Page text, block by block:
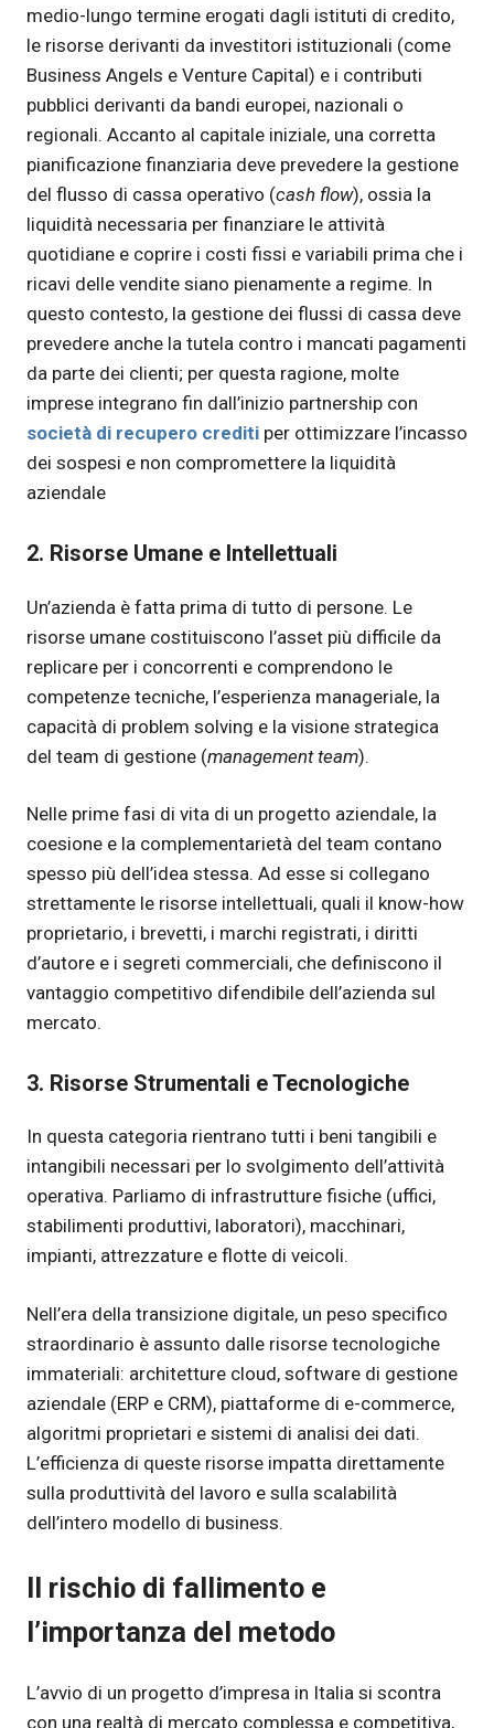
medio-lungo termine erogati dagli istituti di credito,
le risorse derivanti da investitori istituzionali (come
Business Angels e Venture Capital) e i contributi
pubblici derivanti da bandi europei, nazionali o
regionali. Accanto al capitale iniziale, una corretta
pianificazione finanziaria deve prevedere la gestione
del flusso di cassa operativo (cash flow), ossia la
liquidità necessaria per finanziare le attività
quotidiane e coprire i costi fissi e variabili prima che i
ricavi delle vendite siano pienamente a regime. In
questo contesto, la gestione dei flussi di cassa deve
prevedere anche la tutela contro i mancati pagamenti
da parte dei clienti; per questa ragione, molte
imprese integrano fin dall’inizio partnership con
società di recupero crediti per ottimizzare l’incasso
dei sospesi e non compromettere la liquidità
aziendale
2. Risorse Umane e Intellettuali
Un’azienda è fatta prima di tutto di persone. Le
risorse umane costituiscono l’asset più difficile da
replicare per i concorrenti e comprendono le
competenze tecniche, l’esperienza manageriale, la
capacità di problem solving e la visione strategica
del team di gestione (management team).
Nelle prime fasi di vita di un progetto aziendale, la
coesione e la complementarietà del team contano
spesso più dell’idea stessa. Ad esse si collegano
strettamente le risorse intellettuali, quali il know-how
proprietario, i brevetti, i marchi registrati, i diritti
d’autore e i segreti commerciali, che definiscono il
vantaggio competitivo difendibile dell’azienda sul
mercato.
3. Risorse Strumentali e Tecnologiche
In questa categoria rientrano tutti i beni tangibili e
intangibili necessari per lo svolgimento dell’attività
operativa. Parliamo di infrastrutture fisiche (uffici,
stabilimenti produttivi, laboratori), macchinari,
impianti, attrezzature e flotte di veicoli.
Nell’era della transizione digitale, un peso specifico
straordinario è assunto dalle risorse tecnologiche
immateriali: architetture cloud, software di gestione
aziendale (ERP e CRM), piattaforme di e-commerce,
algoritmi proprietari e sistemi di analisi dei dati.
L’efficienza di queste risorse impatta direttamente
sulla produttività del lavoro e sulla scalabilità
dell’intero modello di business.
Il rischio di fallimento e
l’importanza del metodo
L’avvio di un progetto d’impresa in Italia si scontra
con una realtà di mercato complessa e competitiva,